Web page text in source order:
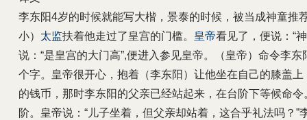
李东阳4岁的时候就能写大楷，景泰的时候，被当成神童推
小） 太监扶着他走过了皇宫的门槛。 皇帝看见了，便说：“
说：“是皇宫的大门高”,便进入参见皇帝。（皇帝）命令李东阳
个字。皇帝很开心，抱着（李东阳）让他坐在自己的膝盖
的钱币，那时李东阳的父亲已经站起来，在台阶下等候命
阶。皇帝说：“儿子坐着，但父亲却站着，这合乎礼法吗？”